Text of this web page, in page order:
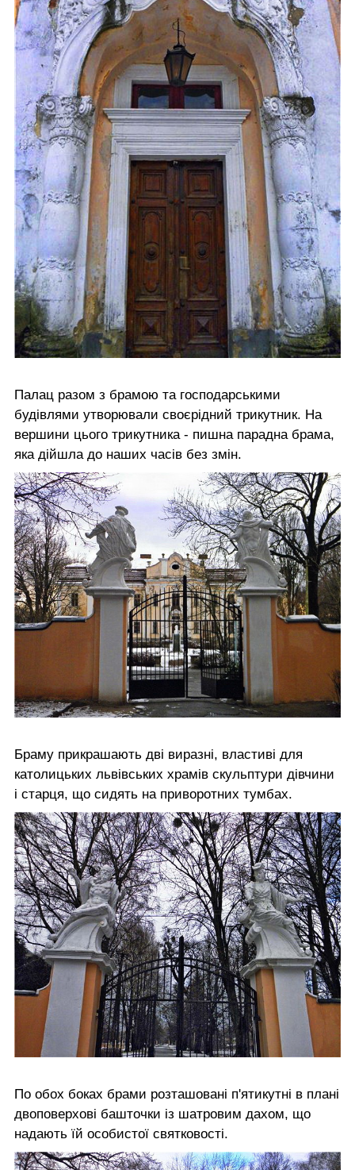
Палац разом з брамою та господарськими
будівлями утворювали своєрідний трикутник. На
вершини цього трикутника - пишна парадна брама,
яка дійшла до наших часів без змін.
Браму прикрашають дві виразні, властиві для
католицьких львівських храмів скульптури дівчини
і старця, що сидять на приворотних тумбах.
По обох боках брами розташовані п'ятикутні в плані
двоповерхові башточки із шатровим дахом, що
надають їй особистої святковості.